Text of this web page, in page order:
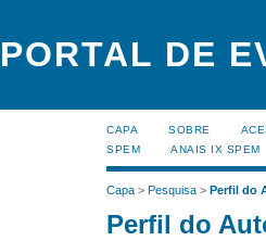
PORTAL DE
CAPA SOBRE
SPEM
ANAIS IX SPEM
Capa > Pesquisa > Perfil do
Perfil do